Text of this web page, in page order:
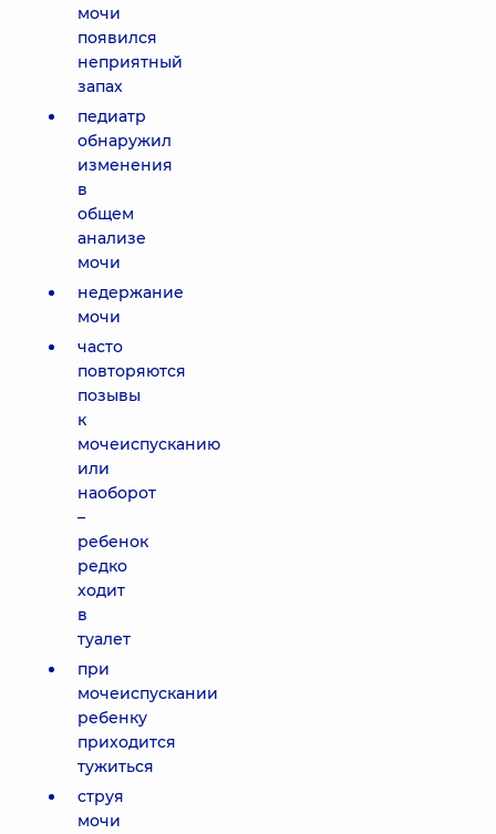
мочи
появился
неприятный
запах
педиатр
обнаружил
изменения
в
общем
анализе
мочи
недержание
мочи
часто
повторяются
позывы
к
мочеиспусканию
или
наоборот
–
ребенок
редко
ходит
в
туалет
при
мочеиспускании
ребенку
приходится
тужиться
струя
мочи